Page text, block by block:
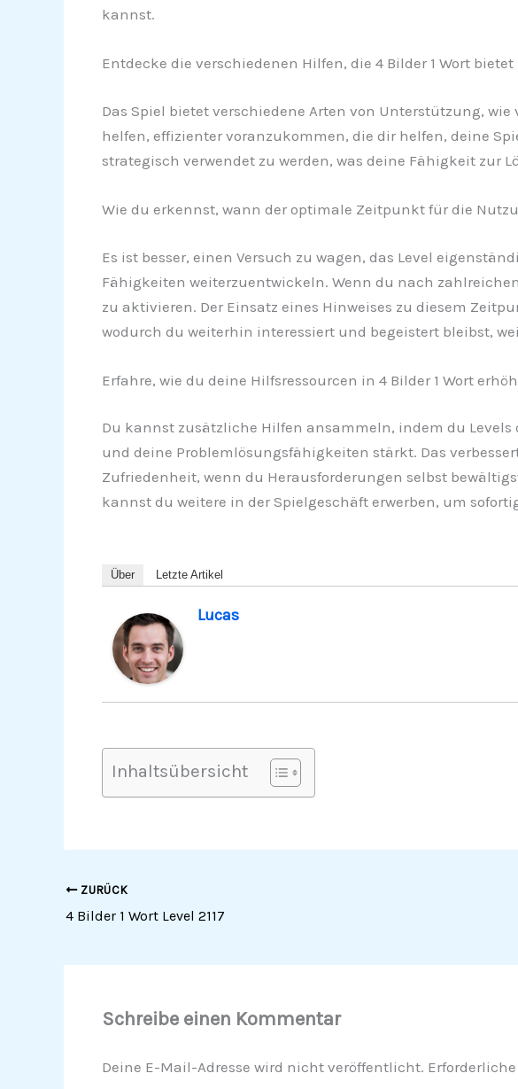
kannst.
Entdecke die verschiedenen Hilfen, die 4 Bilder 1 Wort bietet
Das Spiel bietet verschiedene Arten von Unterstützung,
helfen, effizienter voranzukommen, die dir helfen, deine
strategisch verwendet zu werden, was deine Fähigkeit zur
Wie du erkennst, wann der optimale Zeitpunkt für die
Es ist besser, einen Versuch zu wagen, das Level
Fähigkeiten weiterzuentwickeln. Wenn du nach
zu aktivieren. Der Einsatz eines Hinweises zu diesem
wodurch du weiterhin interessiert und begeistert bleibst,
Erfahre, wie du deine Hilfsressourcen in 4 Bilder 1 Wort
Du kannst zusätzliche Hilfen ansammeln, indem du
und deine Problemlösungsfähigkeiten stärkt. Das
Zufriedenheit, wenn du Herausforderungen selbst
kannst du weitere in der Spielgeschäft erwerben, um
Über Letzte Artikel
Lucas
Inhaltsübersicht
ZURÜCK
4 Bilder 1 Wort Level 2117
Schreibe einen Kommentar
Deine E-Mail-Adresse wird nicht veröffentlicht.